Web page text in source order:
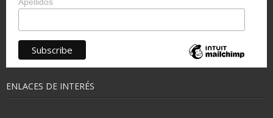
Apellidos
ENLACES DE INTERÉS